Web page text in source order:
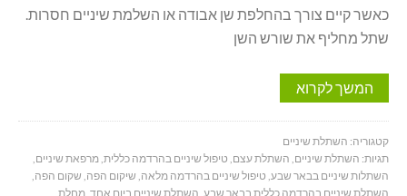
כאשר קיים צורך בהחלפת שן אבודה או השלמת שיניים חסרות.
שתל מחליף את שורש השן
המשך לקרוא
קטגוריה: השתלת שיניים
תגיות: השתלת שיניים, השתלת עצם, טיפול שיניים בהרדמה כללית,מרפאת שיניים,
השתלות שיניים בבאר שבע, טיפול שיניים בהרדמה מלאה, שיקום הפה, שקום הפה,
השתלת שיניים בהרדמה כללית בבאר שבע, השתלת שיניים ביום אחד,מחלת